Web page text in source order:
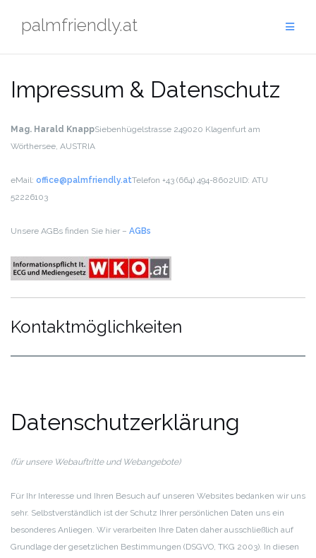
palmfriendly.at
Impressum & Datenschutz
Mag. Harald KnappSiebenhügelstrasse 249020 Klagenfurt am
Wörthersee, AUSTRIA
eMail: office@palmfriendly.atTelefon +43 (664) 494-8602UID: ATU
52226103
Unsere AGBs finden Sie hier – AGBs
Kontaktmöglichkeiten
Datenschutzerklärung
(für unsere Webauftritte und Webangebote)
Für Ihr Interesse und Ihren Besuch auf unseren Websites bedanken wir uns
sehr. Selbstverständlich ist der Schutz Ihrer persönlichen Daten uns ein
besonderes Anliegen. Wir verarbeiten Ihre Daten daher ausschließlich auf
Grundlage der gesetzlichen Bestimmungen (DSGVO, TKG 2003). In diesen